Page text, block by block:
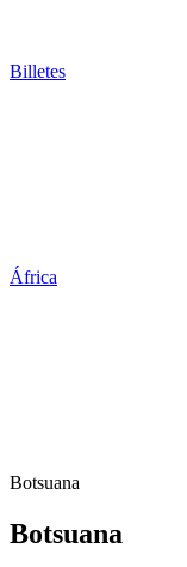
Billetes
África
Botsuana
Botsuana